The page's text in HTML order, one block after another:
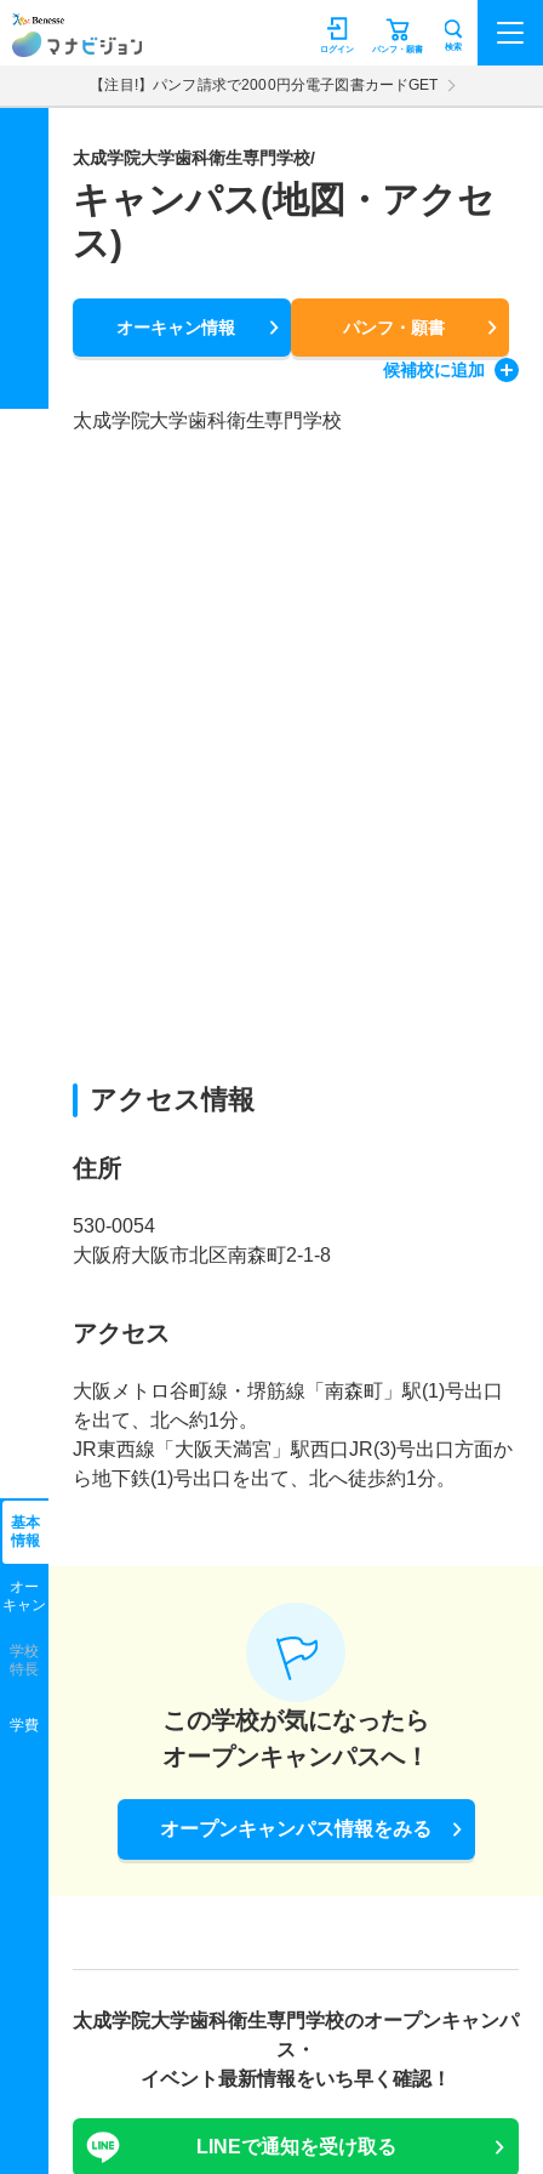
マナビジョン パンフ・願書
ログイン 検索
【注目!】パンフ請求で2000円分電子図書カードGET
太成学院大学歯科衛生専門学校/
キャンパス(地図・アクセ
ス)
オーキャン情報 パンフ・願書
候補校に追加
基本
情報
オー
キャン
学校
特長
学費
太成学院大学歯科衛生専門学校
アクセス情報
住所
530-0054
大阪府大阪市北区南森町2-1-8
アクセス
大阪メトロ谷町線・堺筋線「南森町」駅(1)号出口
を出て、北へ約1分。
JR東西線「大阪天満宮」駅西口JR(3)号出口方面か
ら地下鉄(1)号出口を出て、北へ徒歩約1分。
この学校が気になったら
オープンキャンパスへ！
オープンキャンパス情報をみる
太成学院大学歯科衛生専門学校のオープンキャンパ
ス・
イベント最新情報をいち早く確認！
LINEで通知を受け取る